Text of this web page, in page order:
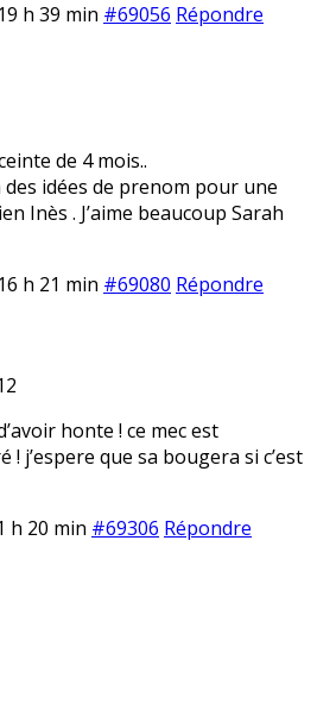
h 39 min #69056 Répondre
de 4 mois..
des idées de prenom pour une
Inès . J’aime beaucoup Sarah
h 21 min #69080 Répondre
honte ! ce mec est
j’espere que sa bougera si c’est
h 20 min #69306 Répondre